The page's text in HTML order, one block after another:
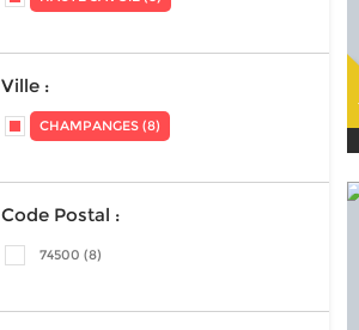
Ville :
CHAMPANGES (8)
Code Postal :
74500 (8)